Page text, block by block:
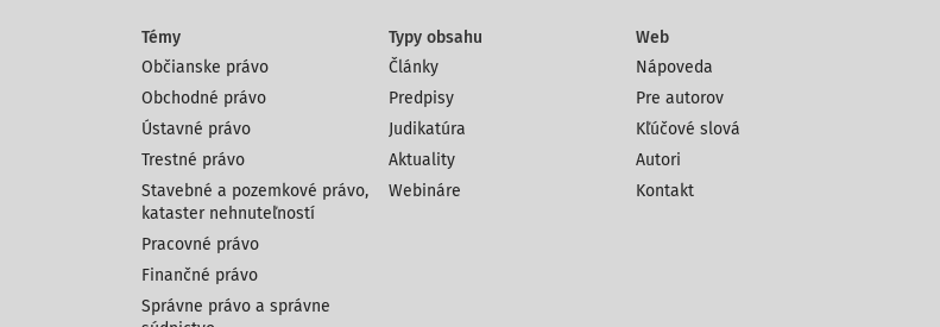
Témy
Občianske právo
Obchodné právo
Ústavné právo
Trestné právo
Stavebné a pozemkové právo,
kataster nehnuteľností
Pracovné právo
Finančné právo
Správne právo a správne
Typy obsahu
Články
Predpisy
Judikatúra
Aktuality
Webináre
Web
Nápoveda
Pre autorov
Kľúčové slová
Autori
Kontakt